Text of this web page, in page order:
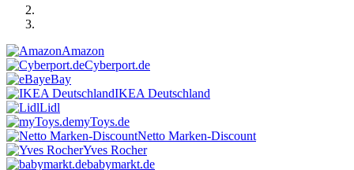
Amazon
Cyberport.de
eBay
IKEA Deutschland
Lidl
myToys.de
Netto Marken-Discount
Yves Rocher
babymarkt.de